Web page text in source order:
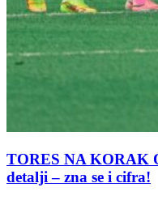
TORES NA KORAK
detalji – zna se i cifra!